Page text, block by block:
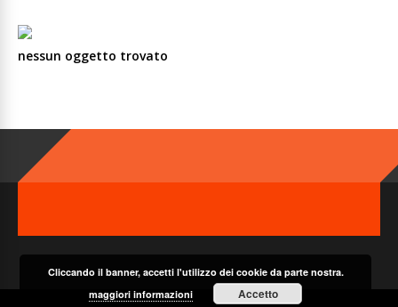
nessun oggetto trovato
Cliccando il banner, accetti l'utilizzo dei cookie da parte nostra.
maggiori informazioni
Accetto